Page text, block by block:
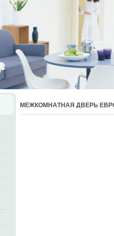
MEЖКOМНAТНAЯ ДВEPЬ